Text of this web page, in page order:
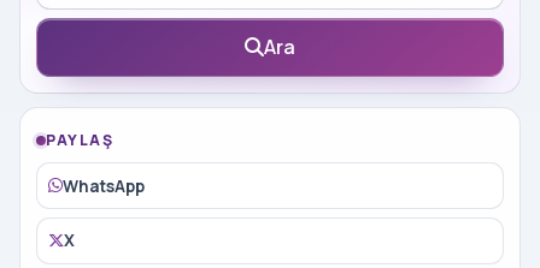
Ara
PAYLAŞ
WhatsApp
X